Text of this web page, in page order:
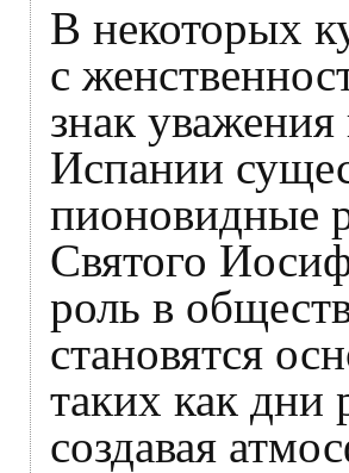
В некоторых
с
знак
Испании
пионовидные
Святого
роль в
становятся
таких как
создавая